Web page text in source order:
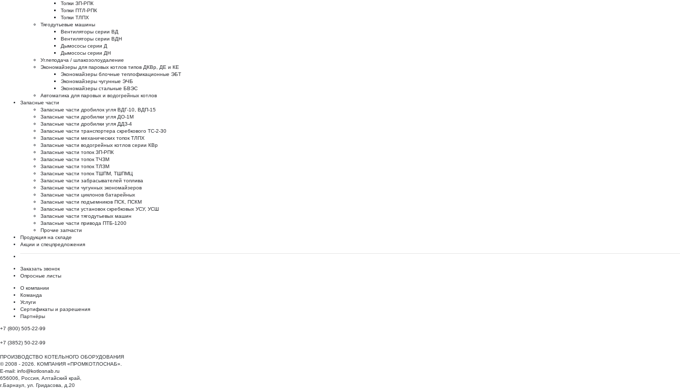
Топки ЗП-РПК
Топки ПТЛ-РПК
Топки ТЛПХ
Тягодутьевые машины
Вентиляторы серии ВД
Вентиляторы серии ВДН
Дымососы серии Д
Дымососы серии ДН
Углеподача / шлакозолоудаление
Экономайзеры для паровых котлов типов ДКВр, ДЕ и КЕ
Экономайзеры блочные теплофикационные ЭБТ
Экономайзеры чугунные ЭЧБ
Экономайзеры стальные БВЭС
Автоматика для паровых и водогрейных котлов
Запасные части
Запасные части дробилок угля ВДГ-10, ВДП-15
Запасные части дробилки угля ДО-1М
Запасные части дробилки угля ДДЗ-4
Запасные части транспортера скребкового ТС-2-30
Запасные части механических топок ТЛПХ
Запасные части водогрейных котлов серии КВр
Запасные части топок ЗП-РПК
Запасные части топок ТЧЗМ
Запасные части топок ТЛЗМ
Запасные части топок ТШПМ, ТШПМЦ
Запасные части забрасывателей топлива
Запасные части чугунных экономайзеров
Запасные части циклонов батарейных
Запасные части подъемников ПСК, ПСКМ
Запасные части установок скребковых УСУ, УСШ
Запасные части тягодутьевых машин
Запасные части привода ПТБ-1200
Прочие запчасти
Продукция на складе
Акции и спецпредложения
Заказать звонок
Опросные листы
О компании
Команда
Услуги
Сертификаты и разрешения
Партнёры
+7 (800) 505-22-99
+7 (3852) 50-22-99
ПРОИЗВОДСТВО КОТЕЛЬНОГО ОБОРУДОВАНИЯ
© 2008 - 2026. КОМПАНИЯ «ПРОМКОТЛОСНАБ».
E-mail: info@kotlosnab.ru
656006
Россия Алтайский край
г.Барнаул ул. Гридасова, д.20